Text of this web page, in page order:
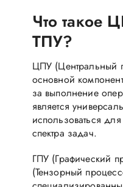
Что такое
ТПУ?
ЦПУ (Центральный
основной
за выполнение
является
использоваться
спектра задач.
ГПУ (Графический
(Тензорный